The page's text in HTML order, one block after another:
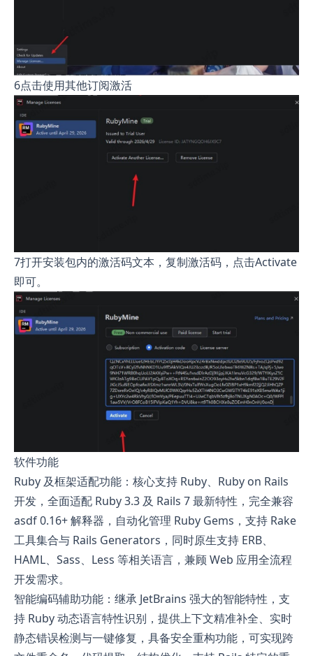
6点击使用其他订阅激活
7打开安装包内的激活码文本，复制激活码，点击Activate
即可。
软件功能
Ruby 及框架适配功能：核心支持 Ruby、Ruby on Rails
开发，全面适配 Ruby 3.3 及 Rails 7 最新特性，完全兼容
asdf 0.16+ 解释器，自动化管理 Ruby Gems，支持 Rake
工具集合与 Rails Generators，同时原生支持 ERB、
HAML、Sass、Less 等相关语言，兼顾 Web 应用全流程
开发需求。
智能编码辅助功能：继承 JetBrains 强大的智能特性，支
持 Ruby 动态语言特性识别，提供上下文精准补全、实时
静态错误检测与一键修复，具备安全重构功能，可实现跨